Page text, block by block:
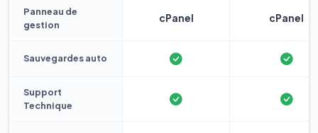
Panneau de
gestion
cPanel cPanel
Sauvegardes auto
Support
Technique